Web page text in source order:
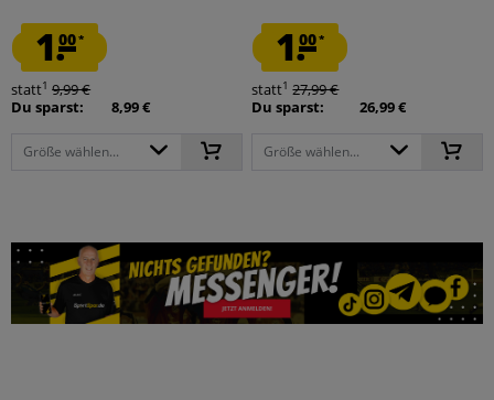
1.00*
statt1 9,99 €
Du sparst:
8,99 €
Größe wählen...
1.00*
statt1 27,99 €
Du sparst:
26,99 €
Größe wählen...